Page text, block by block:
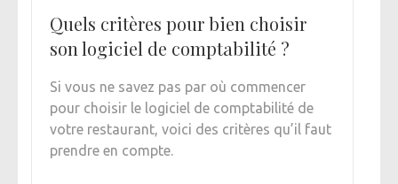
Quels critères pour bien choisir
son logiciel de comptabilité ?
Si vous ne savez pas par où commencer
pour choisir le logiciel de comptabilité de
votre restaurant, voici des critères qu’il faut
prendre en compte.